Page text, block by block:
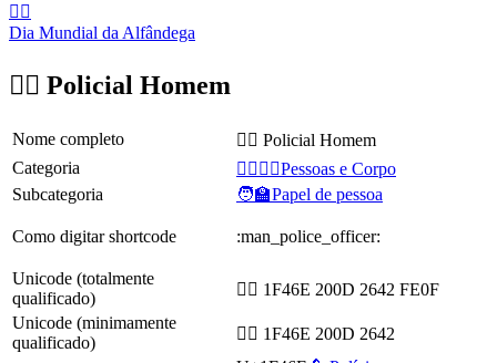
👨‍✈️
Dia Mundial da Alfândega
👮‍♂️ Policial Homem
Nome completo
👮‍♂️ Policial Homem
Categoria
👩‍❤️‍💋‍👨Pessoas e Corpo
Subcategoria
🧑‍🏫Papel de pessoa
Como digitar shortcode :man_police_officer:
Unicode (totalmente
qualificado)
👮‍♂️ 1F46E 200D 2642 FE0F
Unicode (minimamente
qualificado)
👮‍♂ 1F46E 200D 2642